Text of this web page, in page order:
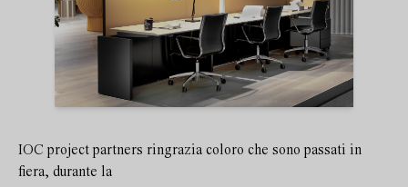
IOC project partners ringrazia coloro che sono passati in
fiera, durante la